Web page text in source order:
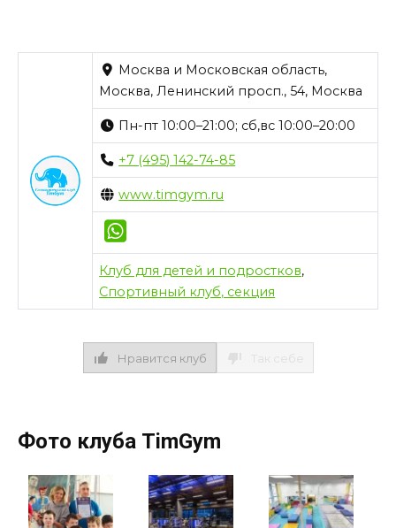
Москва и Московская область,
Москва, Ленинский просп., 54, Москва
Пн-пт 10:00–21:00; сб,вс 10:00–20:00
+7 (495) 142-74-85
www.timgym.ru
Клуб для детей и подростков,
Спортивный клуб, секция
Нравится клуб
Фото клуба TimGym